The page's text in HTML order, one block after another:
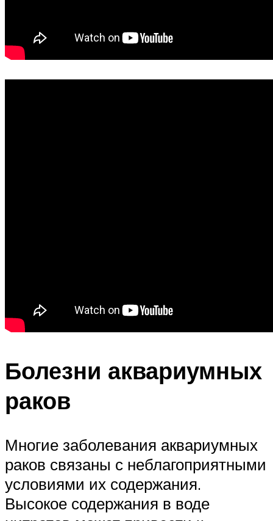
Болезни аквариумных
раков
Многие заболевания аквариумных
раков связаны с неблагоприятными
условиями их содержания.
Высокое содержания в воде